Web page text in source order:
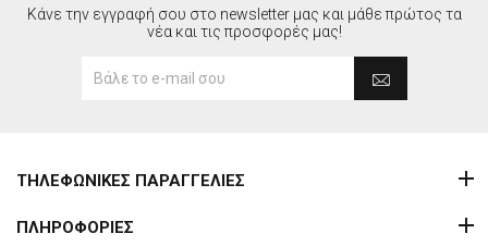
Κάνε την εγγραφή σου στο newsletter μας και μάθε πρώτος τα
νέα και τις προσφορές μας!
ΤΗΛΕΦΩΝΙΚΕΣ ΠΑΡΑΓΓΕΛΙΕΣ
ΠΛΗΡΟΦΟΡΙΕΣ